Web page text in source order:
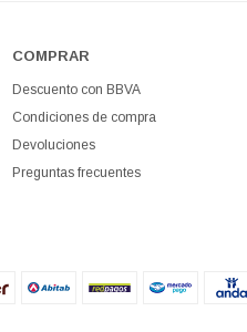
COMPRAR
Descuento con BBVA
Condiciones de compra
Devoluciones
Preguntas frecuentes